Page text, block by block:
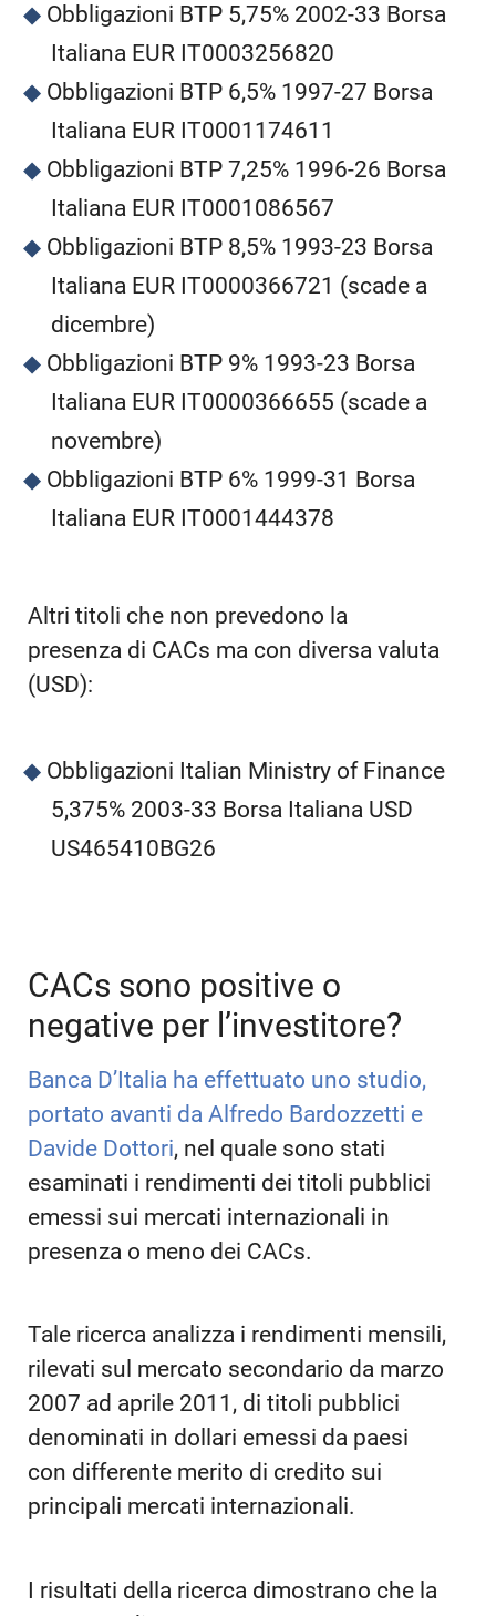
Obbligazioni BTP 5,75% 2002-33 Borsa
Italiana EUR IT0003256820
Obbligazioni BTP 6,5% 1997-27 Borsa
Italiana EUR IT0001174611
Obbligazioni BTP 7,25% 1996-26 Borsa
Italiana EUR IT0001086567
Obbligazioni BTP 8,5% 1993-23 Borsa
Italiana EUR IT0000366721 (scade a
dicembre)
Obbligazioni BTP 9% 1993-23 Borsa
Italiana EUR IT0000366655 (scade a
novembre)
Obbligazioni BTP 6% 1999-31 Borsa
Italiana EUR IT0001444378
Altri titoli che non prevedono la
presenza di CACs ma con diversa valuta
(USD):
Obbligazioni Italian Ministry of Finance
5,375% 2003-33 Borsa Italiana USD
US465410BG26
CACs sono positive o
negative per l’investitore?
Banca D’Italia ha effettuato uno studio,
portato avanti da Alfredo Bardozzetti e
Davide Dottori, nel quale sono stati
esaminati i rendimenti dei titoli pubblici
emessi sui mercati internazionali in
presenza o meno dei CACs.
Tale ricerca analizza i rendimenti mensili,
rilevati sul mercato secondario da marzo
2007 ad aprile 2011, di titoli pubblici
denominati in dollari emessi da paesi
con differente merito di credito sui
principali mercati internazionali.
I risultati della ricerca dimostrano che la